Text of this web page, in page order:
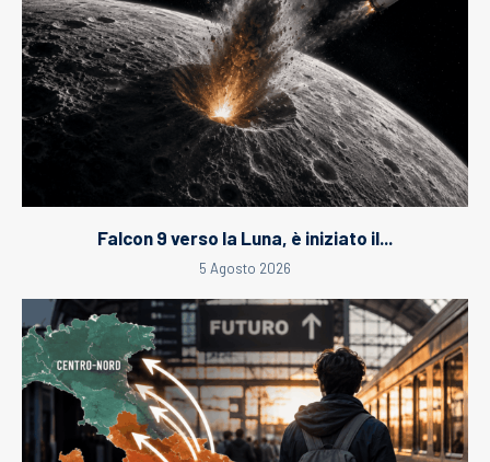
Falcon 9 verso la Luna, è iniziato il...
5 Agosto 2026